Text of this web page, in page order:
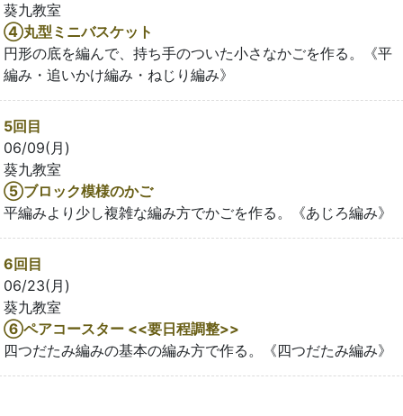
葵九教室
④丸型ミニバスケット
円形の底を編んで、持ち手のついた小さなかごを作る。《平
編み・追いかけ編み・ねじり編み》
5回目
06/09(月)
葵九教室
⑤ブロック模様のかご
平編みより少し複雑な編み方でかごを作る。《あじろ編み》
6回目
06/23(月)
葵九教室
⑥ペアコースター <<要日程調整>>
四つだたみ編みの基本の編み方で作る。《四つだたみ編み》